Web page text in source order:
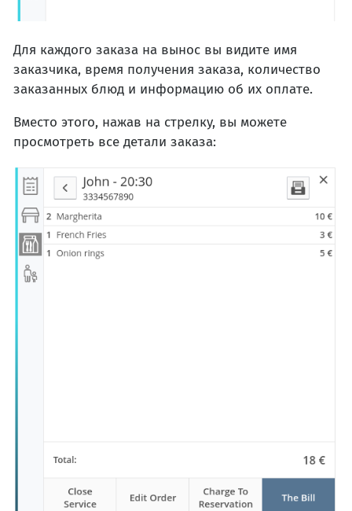
Для каждого заказа на вынос вы видите имя
заказчика, время получения заказа, количество
заказанных блюд и информацию об их оплате.
Вместо этого, нажав на стрелку, вы можете
просмотреть все детали заказа: